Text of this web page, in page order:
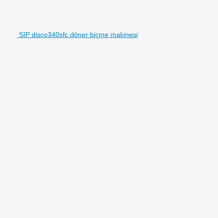
SIP disco340sfc döner biçme makinesi